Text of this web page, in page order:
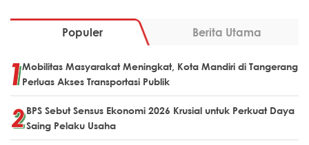
Populer Berita Utama
Mobilitas Masyarakat Meningkat, Kota Mandiri di Tangerang
Perluas Akses Transportasi Publik
BPS Sebut Sensus Ekonomi 2026 Krusial untuk Perkuat Daya
Saing Pelaku Usaha